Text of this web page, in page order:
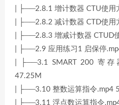
| ├──2.8.1 增计数器 CTU使用
| ├──2.8.2 减计数器 CTD使用
| ├──2.8.3 增减计数器 CTUD
| ├──2.9 应用练习1 启保停
| ├──3.1 SMART 200 寄
47.25M
| ├──3.10 整数运算指令.mp4
| ├──3.11 浮点数运算指令